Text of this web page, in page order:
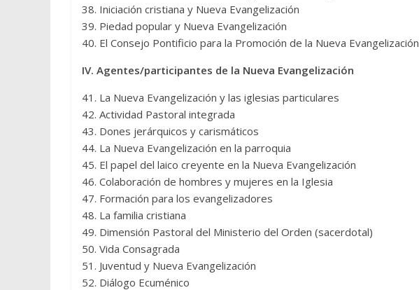
38. Iniciación cristiana y Nueva Evangelización
39. Piedad popular y Nueva Evangelización
40. El Consejo Pontificio para la Promoción de la Nueva Evangelización
IV. Agentes/participantes de la Nueva Evangelización
41. La Nueva Evangelización y las iglesias particulares
42. Actividad Pastoral integrada
43. Dones jerárquicos y carismáticos
44. La Nueva Evangelización en la parroquia
45. El papel del laico creyente en la Nueva Evangelización
46. Colaboración de hombres y mujeres en la Iglesia
47. Formación para los evangelizadores
48. La familia cristiana
49. Dimensión Pastoral del Ministerio del Orden (sacerdotal)
50. Vida Consagrada
51. Juventud y Nueva Evangelización
52. Diálogo Ecuménico